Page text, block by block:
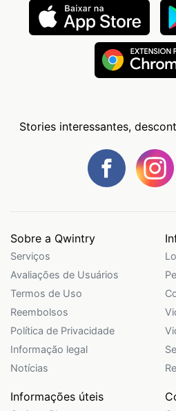
Stories interessantes,
Sobre a Qwintry
Serviços
Avaliações de Usuários
Termos de Uso
Reembolsos
Política de Privacidade
Informação legal
Notícias
Informações úteis